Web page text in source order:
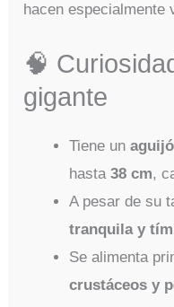
hacen especialmente
🧠
gigante
Tiene un
hasta38 cm,
A pesar de su
tranquila y
Se alimenta
crustáceos y